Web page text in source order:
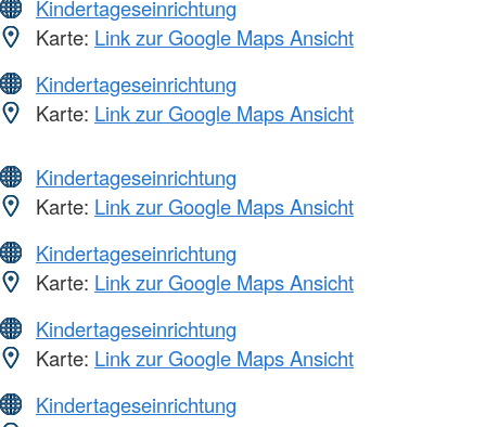
Kindertageseinrichtung
Karte: Link zur Google Maps Ansicht
Kindertageseinrichtung
Karte: Link zur Google Maps Ansicht
Kindertageseinrichtung
Karte: Link zur Google Maps Ansicht
Kindertageseinrichtung
Karte: Link zur Google Maps Ansicht
Kindertageseinrichtung
Karte: Link zur Google Maps Ansicht
Kindertageseinrichtung